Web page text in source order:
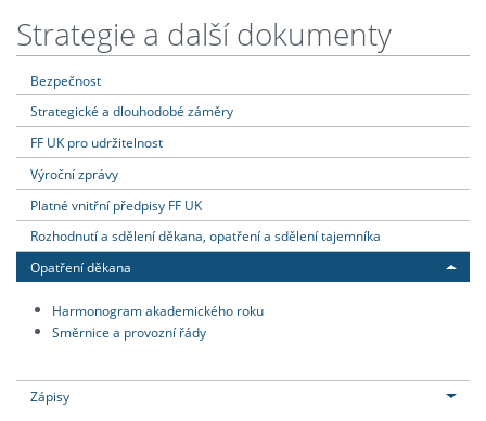
Strategie a další dokumenty
Bezpečnost
Strategické a dlouhodobé záměry
FF UK pro udržitelnost
Výroční zprávy
Platné vnitřní předpisy FF UK
Rozhodnutí a sdělení děkana, opatření a sdělení tajemníka
Opatření děkana
Harmonogram akademického roku
Směrnice a provozní řády
Zápisy